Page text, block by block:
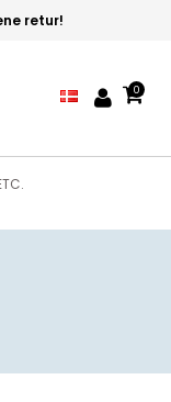
retur!
0